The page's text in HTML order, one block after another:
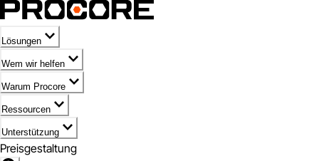
Lösungen
Wem wir helfen
Warum Procore
Ressourcen
Unterstützung
Preisgestaltung